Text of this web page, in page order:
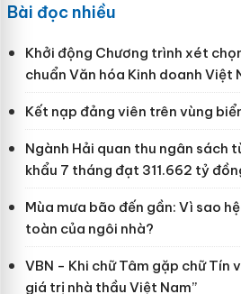
Bài đọc nhiều
Khởi động Chương trình xét
chuẩn Văn hóa Kinh doanh Việt
Kết nạp đảng viên trên vùng
Ngành Hải quan thu ngân sách
khẩu 7 tháng đạt 311.662 tỷ
Mùa mưa bão đến gần: Vì sao
toàn của ngôi nhà?
VBN - Khi chữ Tâm gặp chữ Tín
giá trị nhà thầu Việt Nam”